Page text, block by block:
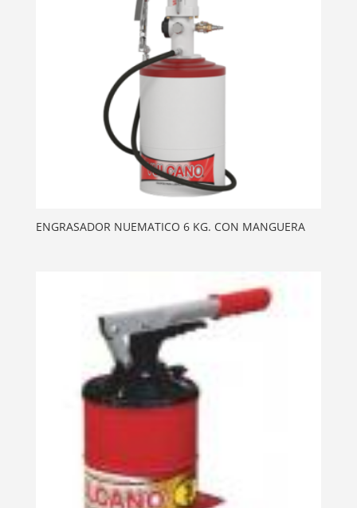
ENGRASADOR NUEMATICO 6 KG. CON MANGUERA